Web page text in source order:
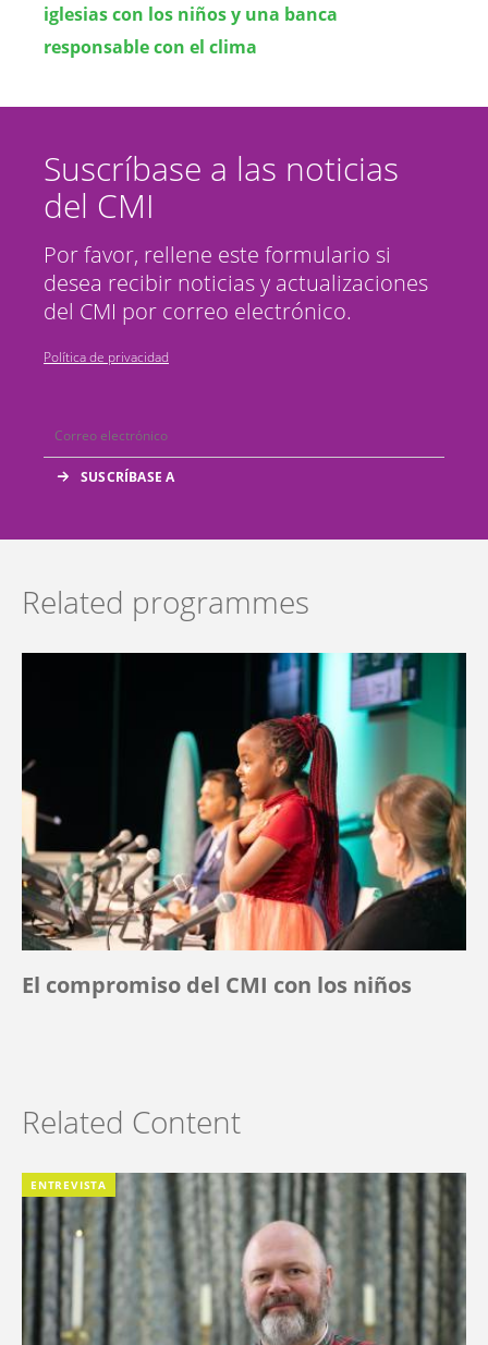
iglesias con los niños y una banca
responsable con el clima
Suscríbase a las noticias
del CMI
Por favor, rellene este formulario si
desea recibir noticias y actualizaciones
del CMI por correo electrónico.
Política de privacidad
Related programmes
El compromiso del CMI con los niños
Related Content
ENTREVISTA